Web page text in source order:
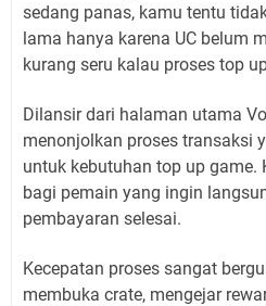
sedang panas, kamu tentu
lama hanya karena UC belum
kurang seru kalau proses top
Dilansir dari halaman utama
menonjolkan proses transaksi
untuk kebutuhan top up game.
bagi pemain yang ingin
pembayaran selesai.
Kecepatan proses sangat
membuka crate, mengejar